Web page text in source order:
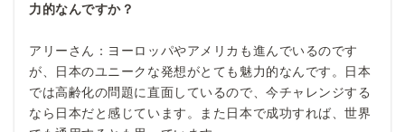
力的なんですか？
アリーさん：ヨーロッパやアメリカも進んでいるのです
が、日本のユニークな発想がとても魅力的なんです。日本
では高齢化の問題に直面しているので、今チャレンジする
なら日本だと感じています。また日本で成功すれば、世界